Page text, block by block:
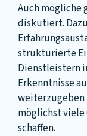
Auch mögliche
diskutiert.
strukturierte
Dienstleistern
Erkenntnisse
weiterzugeben
möglichst viele
schaffen.